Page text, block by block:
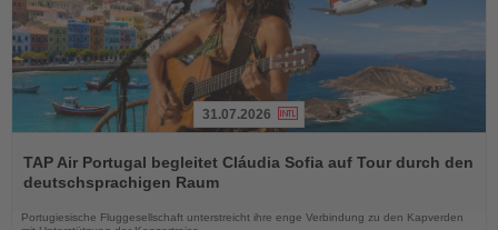
Sie
die
31.07.2026
TAP Air Portugal begleitet Cláudia Sofia auf Tour durch den
deutschsprachigen Raum
Portugiesische Fluggesellschaft unterstreicht ihre enge Verbindung zu den Kapverden